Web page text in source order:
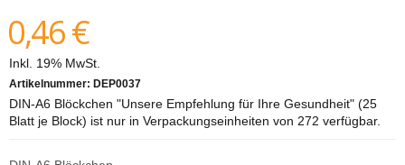
0,46 €
Inkl. 19% MwSt.
Artikelnummer: DEP0037
DIN-A6 Blöckchen "Unsere Empfehlung für Ihre Gesundheit" (25
Blatt je Block) ist nur in Verpackungseinheiten von 272 verfügbar.